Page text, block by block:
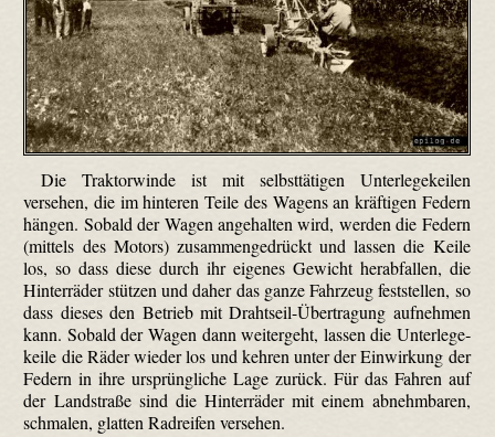
Die Traktor­winde ist mit selbsttätigen Unterlege­keilen
versehen, die im hinteren Teile des Wagens an kräftigen Federn
hängen. Sobald der Wagen angehalten wird, werden die Federn
(mittels des Motors) zusammengedrückt und lassen die Keile
los, so dass diese durch ihr eigenes Gewicht herabfallen, die
Hinterräder stützen und daher das ganze Fahrzeug feststellen, so
dass dieses den Betrieb mit Drahtseil-Übertragung aufnehmen
kann. Sobald der Wagen dann weitergeht, lassen die Unterlege­
keile die Räder wieder los und kehren unter der Einwirkung der
Federn in ihre ursprüngliche Lage zurück. Für das Fahren auf
der Landstraße sind die Hinterräder mit einem abnehmbaren,
schmalen, glatten Radreifen versehen.